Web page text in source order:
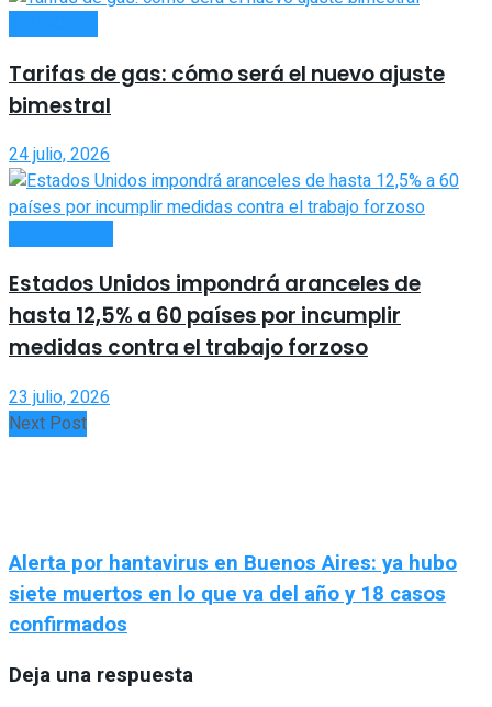
Tarifas de gas: cómo será el nuevo ajuste
bimestral
24 julio, 2026
Estados Unidos impondrá aranceles de
hasta 12,5% a 60 países por incumplir
medidas contra el trabajo forzoso
23 julio, 2026
Next Post
Alerta por hantavirus en Buenos Aires: ya hubo
siete muertos en lo que va del año y 18 casos
confirmados
Deja una respuesta